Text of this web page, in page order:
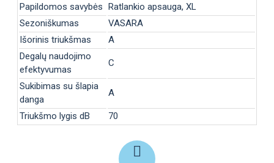
Papildomos savybės Ratlankio apsauga, XL
Sezoniškumas
VASARA
Išorinis triukšmas
A
Degalų naudojimo
efektyvumas
C
Sukibimas su šlapia
danga
A
Triukšmo lygis dB 70